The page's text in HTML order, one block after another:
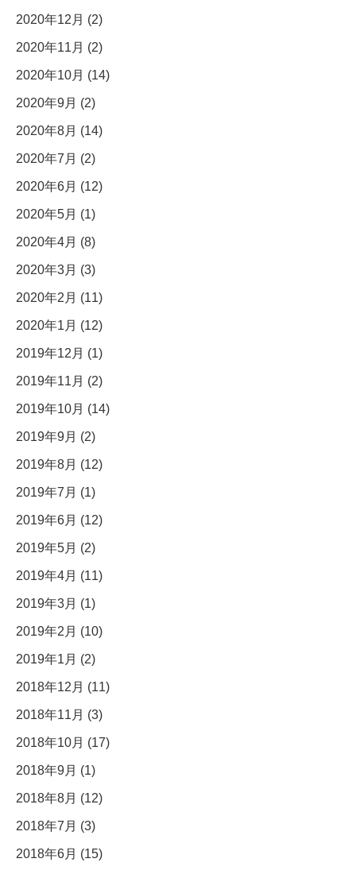
2020年12月 (2)
2020年11月 (2)
2020年10月 (14)
2020年9月 (2)
2020年8月 (14)
2020年7月 (2)
2020年6月 (12)
2020年5月 (1)
2020年4月 (8)
2020年3月 (3)
2020年2月 (11)
2020年1月 (12)
2019年12月 (1)
2019年11月 (2)
2019年10月 (14)
2019年9月 (2)
2019年8月 (12)
2019年7月 (1)
2019年6月 (12)
2019年5月 (2)
2019年4月 (11)
2019年3月 (1)
2019年2月 (10)
2019年1月 (2)
2018年12月 (11)
2018年11月 (3)
2018年10月 (17)
2018年9月 (1)
2018年8月 (12)
2018年7月 (3)
2018年6月 (15)